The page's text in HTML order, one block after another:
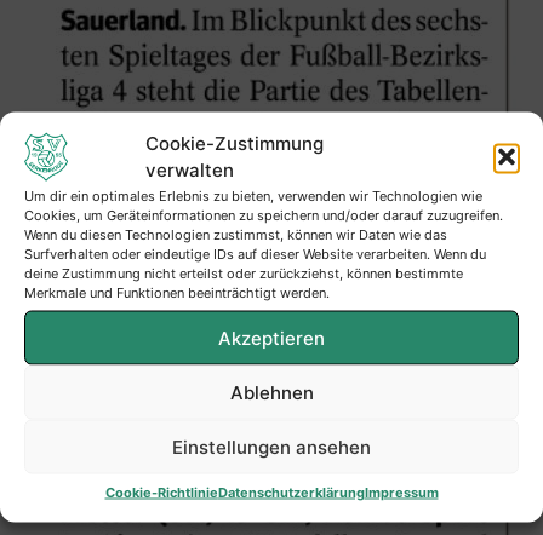
Cookie-Zustimmung
verwalten
Um dir ein optimales Erlebnis zu bieten, verwenden wir Technologien wie
Cookies, um Geräteinformationen zu speichern und/oder darauf zuzugreifen.
Wenn du diesen Technologien zustimmst, können wir Daten wie das
Surfverhalten oder eindeutige IDs auf dieser Website verarbeiten. Wenn du
deine Zustimmung nicht erteilst oder zurückziehst, können bestimmte
Merkmale und Funktionen beeinträchtigt werden.
Akzeptieren
Ablehnen
Einstellungen ansehen
Cookie-RichtlinieDatenschutzerklärungImpressum